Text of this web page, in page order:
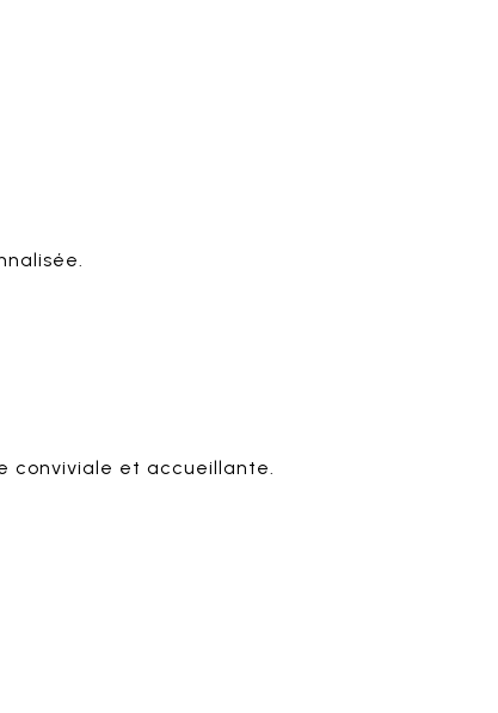
conviviale et accueillante.